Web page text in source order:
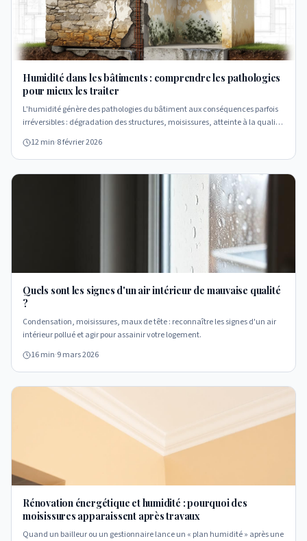
Humidité dans les bâtiments : comprendre les pathologies
pour mieux les traiter
L'humidité génère des pathologies du bâtiment aux conséquences parfois
irréversibles : dégradation des structures, moisissures, atteinte à la qualité
traitement efficace.
12 min·8 février 2026
Quels sont les signes d'un air intérieur de mauvaise qualité
?
Condensation, moisissures, maux de tête : reconnaître les signes d'un air
intérieur pollué et agir pour assainir votre logement.
16 min·9 mars 2026
Rénovation énergétique et humidité : pourquoi des
moisissures apparaissent après travaux
Quand un bailleur ou un gestionnaire lance un « plan humidité » après une